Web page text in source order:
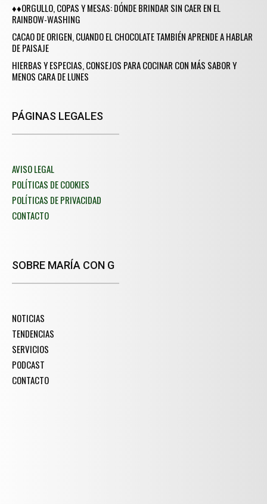
♦♦ORGULLO, COPAS Y MESAS: DÓNDE BRINDAR SIN CAER EN EL
RAINBOW-WASHING
CACAO DE ORIGEN, CUANDO EL CHOCOLATE TAMBIÉN APRENDE A HABLAR
DE PAISAJE
HIERBAS Y ESPECIAS, CONSEJOS PARA COCINAR CON MÁS SABOR Y
MENOS CARA DE LUNES
PÁGINAS LEGALES
AVISO LEGAL
POLÍTICAS DE COOKIES
POLÍTICAS DE PRIVACIDAD
CONTACTO
SOBRE MARÍA CON G
NOTICIAS
TENDENCIAS
SERVICIOS
PODCAST
CONTACTO